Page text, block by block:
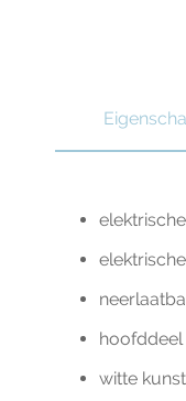
hoofddeel
witte